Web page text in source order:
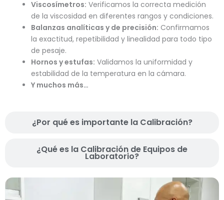
¿Por qué es importante la Calibración?
¿Qué es la Calibración de Equipos de
Laboratorio?
Viscosímetros: Verificamos la correcta medición
de la viscosidad en diferentes rangos y condiciones.
Balanzas analíticas y de precisión: Confirmamos
la exactitud, repetibilidad y linealidad para todo tipo
de pesaje.
Hornos y estufas: Validamos la uniformidad y
estabilidad de la temperatura en la cámara.
Y muchos más…